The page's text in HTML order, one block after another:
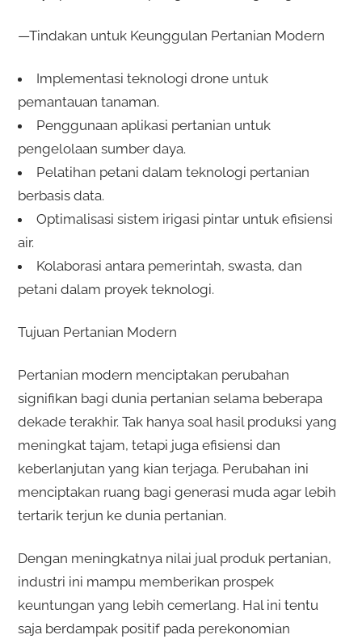
—Tindakan untuk Keunggulan Pertanian Modern
Implementasi teknologi drone untuk
pemantauan tanaman.
Penggunaan aplikasi pertanian untuk
pengelolaan sumber daya.
Pelatihan petani dalam teknologi pertanian
berbasis data.
Optimalisasi sistem irigasi pintar untuk efisiensi
air.
Kolaborasi antara pemerintah, swasta, dan
petani dalam proyek teknologi.
Tujuan Pertanian Modern
Pertanian modern menciptakan perubahan
signifikan bagi dunia pertanian selama beberapa
dekade terakhir. Tak hanya soal hasil produksi yang
meningkat tajam, tetapi juga efisiensi dan
keberlanjutan yang kian terjaga. Perubahan ini
menciptakan ruang bagi generasi muda agar lebih
tertarik terjun ke dunia pertanian.
Dengan meningkatnya nilai jual produk pertanian,
industri ini mampu memberikan prospek
keuntungan yang lebih cemerlang. Hal ini tentu
saja berdampak positif pada perekonomian